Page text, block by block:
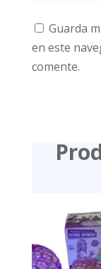
Guarda
en este
comente.